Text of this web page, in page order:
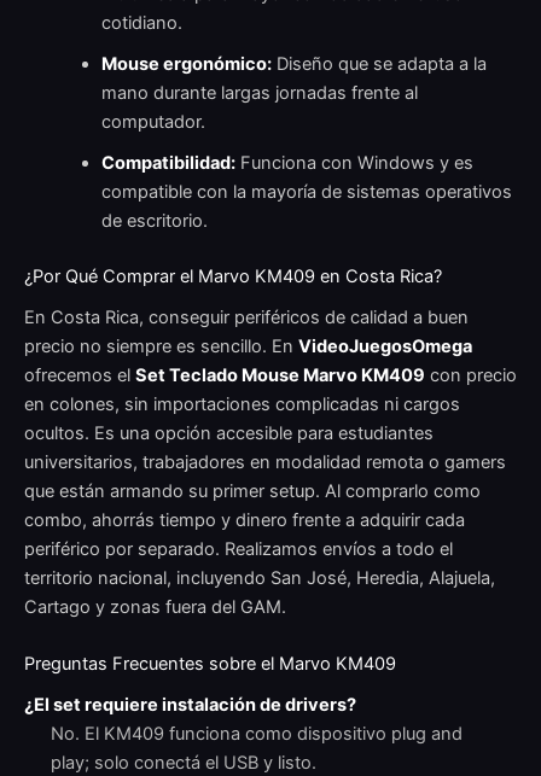
cotidiano.
Mouse ergonómico:Diseño que se adapta a la
mano durante largas jornadas frente al
computador.
Compatibilidad:Funciona con Windows y es
compatible con la mayoría de sistemas operativos
de escritorio.
¿Por Qué Comprar el Marvo KM409 en Costa Rica?
En Costa Rica, conseguir periféricos de calidad a buen
precio no siempre es sencillo. En VideoJuegosOmega
ofrecemos el Set Teclado Mouse Marvo KM409 con precio
en colones, sin importaciones complicadas ni cargos
ocultos. Es una opción accesible para estudiantes
universitarios, trabajadores en modalidad remota o gamers
que están armando su primer setup. Al comprarlo como
combo, ahorrás tiempo y dinero frente a adquirir cada
periférico por separado. Realizamos envíos a todo el
territorio nacional, incluyendo San José, Heredia, Alajuela,
Cartago y zonas fuera del GAM.
Preguntas Frecuentes sobre el Marvo KM409
¿El set requiere instalación de drivers?
No. El KM409 funciona como dispositivo plug and
play; solo conectá el USB y listo.